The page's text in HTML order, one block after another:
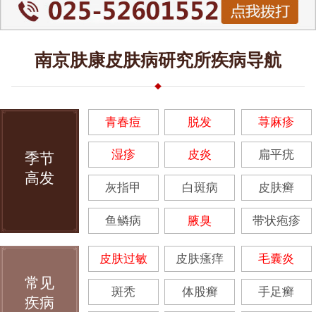
南京肤康皮肤病研究所疾病导航
季节
高发
青春痘 脱发 荨麻疹
湿疹 皮炎 扁平疣
灰指甲 白斑病 皮肤癣
鱼鳞病 腋臭 带状疱疹
常见
疾病
皮肤过敏 皮肤瘙痒 毛囊炎
斑秃 体股癣 手足癣